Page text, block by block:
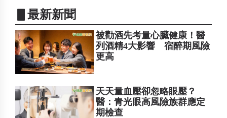
▋最新新聞
被勸酒先考量心臟健康！醫
列酒精4大影響 宿醉期風險
更高
天天量血壓卻忽略眼壓？
醫：青光眼高風險族群應定
期檢查